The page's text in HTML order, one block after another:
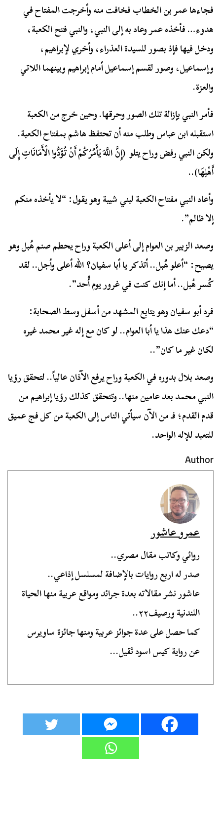
فجاءها عمر بن الخطاب فخافت منه وأخرجت المفتاح في
هدوء… فأخذه عمر وعاد به إلى النبي، والنبي فتح الكعبة،
ودخل فيها فإذ بصور للسيدة العذراء، وأخري لإبراهيم،
وإسماعيل، وصور لقسم إسماعيل أمام إبراهيم وبينهما اللاتي
والعزة.
فأمر النبي بإزالة تلك الصور وحرقها. وحين خرج من الكعبة
استقبله ابن عباس وطلب منه أن تحتفظ هاشم بمفتاح الكعبة.
ولكن النبي رفض وراح يتلو (إِنَّ اللَّهَ يَأْمُرُكُمْ أَنْ تُؤَدُّوا الْأَمَانَاتِ إِلَى
أَهْلِهَا)..
وأعاد النبي مفتاح الكعبة لبني شيبة وهو يقول: “لا يأخذه منكم
إلا ظالم”.
وصعد الزبير بن العوام إلى أعلى الكعبة وراح يحطم صنم هُبل وهو
يصيح: “أعلو هُبل.. أتذكر يا أبا سفيان؟ الله أعلى وأجل.. لقد
كُسر هُبل.. أما إنك كنت في غرور يوم أُحد”.
فرد أبو سفيان وهو يتابع المشهد من أسفل وسط الصحابة:
“دعك عنك هذا يا أبا العوام.. لو كان مع إله غير محمد غيره
لكان غير ما كان”..
وصعد بلال بدوره في الكعبة وراح يرفع الآذان عالياً.. لتحقق رؤيا
النبي محمد بعد عامين منها.. وتتحقق كذلك رؤيا إبراهيم من
قدم القدم؛ فـ من الآن سيأتي الناس إلى الكعبة من كل فج عميق
للتعبد للإله الواحد.
Author
عمرو عاشور
روائي وكاتب مقال مصري..
صدر له اربع روايات بالإضافة لمسلسل إذاعي..
عاشور نشر مقالاته بعدة جرائد ومواقع عربية منها الحياة
اللندنية ورصيف٢٢..
كما حصل على عدة جوائز عربية ومنها جائزة ساويرس
عن رواية كيس اسود ثقيل...